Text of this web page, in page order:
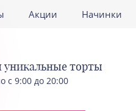
Акции Начинки
уникальные торты
с 9:00 до 20:00